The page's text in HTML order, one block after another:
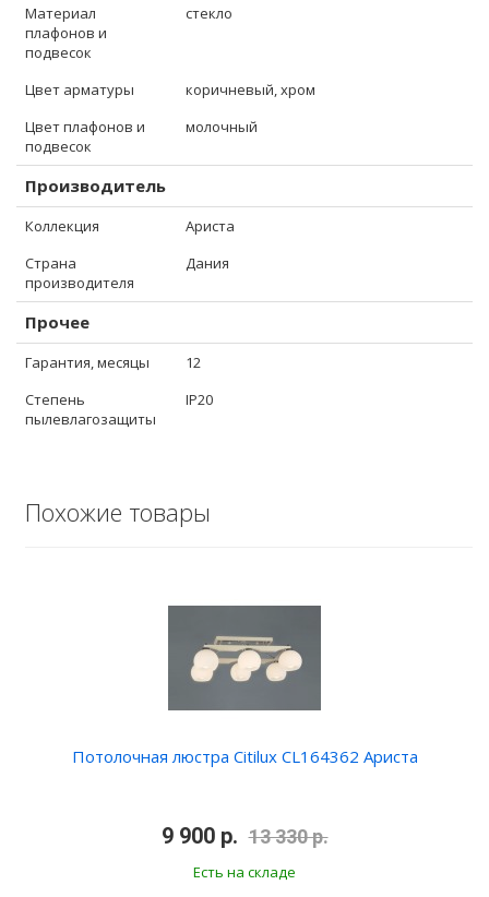
Материал
плафонов и
подвесок
стекло
Цвет арматуры
коричневый, хром
Цвет плафонов и
подвесок
молочный
Производитель
Коллекция
Ариста
Страна
производителя
Дания
Прочее
Гарантия, месяцы
12
Степень
пылевлагозащиты
IP20
Похожие товары
Потолочная люстра Citilux CL164362 Ариста
9 900 р. 13 330 р.
Есть на складе